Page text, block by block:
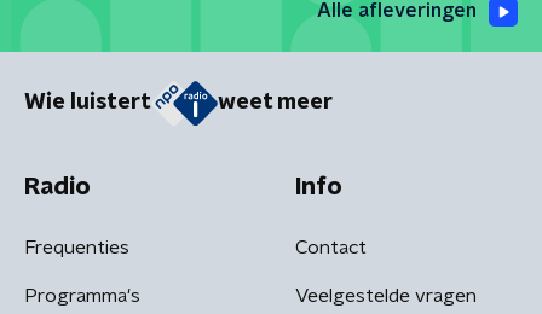
Alle afleveringen
Wie luistert weet meer
Radio
Frequenties
Programma's
Info
Contact
Veelgestelde vragen